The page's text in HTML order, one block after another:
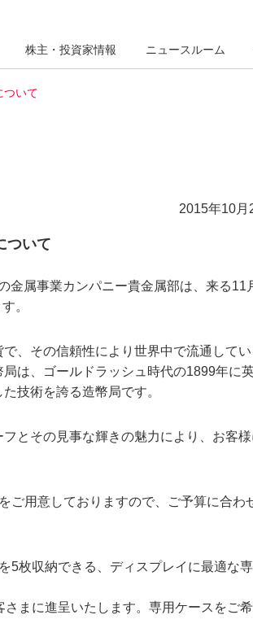
株主・投資家情報 ニュースルーム
ついて
2015年10月
ついて
属事業カンパニー貴金属部は、来る11
。
、その信頼性により世界中で流通してい
は、ゴールドラッシュ時代の1899年に
技術を誇る造幣局です。
とその見事な輝きの魅力により、お客様
ご用意しておりますので、ご予算に合わ
5枚収納できる、ディスプレイに最適な専
まに進呈いたします。専用ケースをご